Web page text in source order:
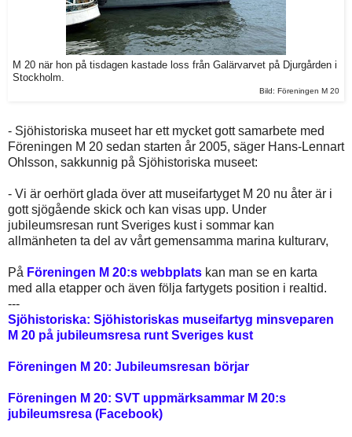
M 20 när hon på tisdagen kastade loss från Galärvarvet på Djurgården i
Stockholm.
Bild: Föreningen M 20
- Sjöhistoriska museet har ett mycket gott samarbete med
Föreningen M 20 sedan starten år 2005, säger Hans-Lennart
Ohlsson, sakkunnig på Sjöhistoriska museet:
- Vi är oerhört glada över att museifartyget M 20 nu åter är i
gott sjögående skick och kan visas upp. Under
jubileumsresan runt Sveriges kust i sommar kan
allmänheten ta del av vårt gemensamma marina kulturarv,
På Föreningen M 20:s webbplats kan man se en karta
med alla etapper och även följa fartygets position i realtid.
---
Sjöhistoriska: Sjöhistoriskas museifartyg minsveparen
M 20 på jubileumsresa runt Sveriges kust
Föreningen M 20: Jubileumsresan börjar
Föreningen M 20: SVT uppmärksammar M 20:s
jubileumsresa (Facebook)